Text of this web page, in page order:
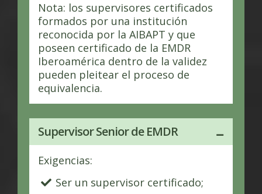
Nota: los supervisores certificados
formados por una institución
reconocida por la AIBAPT y que
poseen certificado de la EMDR
Iberoamérica dentro de la validez
pueden pleitear el proceso de
equivalencia.
Supervisor Senior de EMDR
Exigencias:
Ser un supervisor certificado;